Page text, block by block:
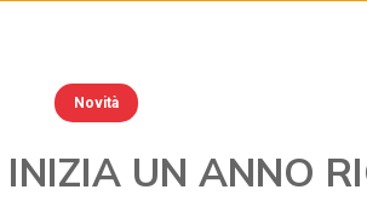
Novità
UN ANNO